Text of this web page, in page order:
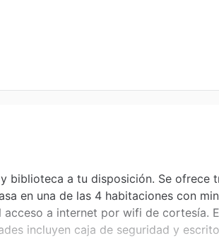
biblioteca a tu disposición. Se ofrece
en una de las 4 habitaciones con
a internet por wifi de cortesía.
incluyen caja de seguridad y